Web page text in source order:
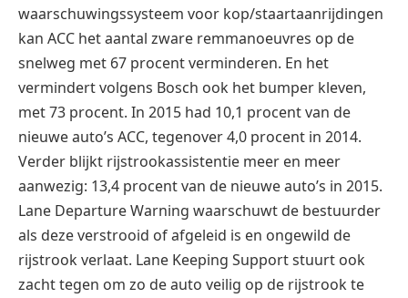
waarschuwingssysteem voor kop/staartaanrijdingen
kan ACC het aantal zware remmanoeuvres op de
snelweg met 67 procent verminderen. En het
vermindert volgens Bosch ook het bumper kleven,
met 73 procent. In 2015 had 10,1 procent van de
nieuwe auto’s ACC, tegenover 4,0 procent in 2014.
Verder blijkt rijstrookassistentie meer en meer
aanwezig: 13,4 procent van de nieuwe auto’s in 2015.
Lane Departure Warning waarschuwt de bestuurder
als deze verstrooid of afgeleid is en ongewild de
rijstrook verlaat. Lane Keeping Support stuurt ook
zacht tegen om zo de auto veilig op de rijstrook te